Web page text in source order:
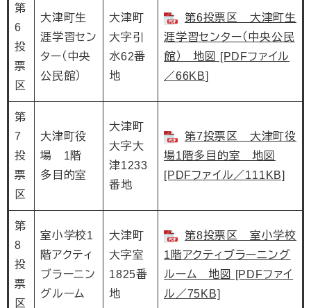
第
6
投
票
区
大津町生
涯学習セン
ター（中央
公民館）
大津町
大字引
水62番
地
第6投票区 大津町生
涯学習センター（中央公民
館） 地図 [PDFファイル
／66KB]
第
7
投
票
区
大津町役
場 1階
多目的室
大津町
大字大
津1233
番地
第7投票区 大津町役
場1階多目的室 地図
[PDFファイル／111KB]
第
8
投
票
区
室小学校1
階アクティ
ブラーニン
グルーム
大津町
大字室
1825番
地
第8投票区 室小学校
1階アクティブラーニング
ルーム 地図 [PDFファイ
ル／75KB]